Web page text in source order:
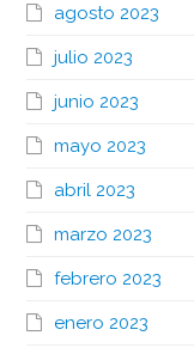
agosto 2023
julio 2023
junio 2023
mayo 2023
abril 2023
marzo 2023
febrero 2023
enero 2023